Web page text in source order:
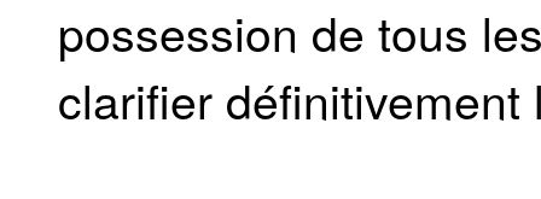
possession de tous
clarifier définitivement